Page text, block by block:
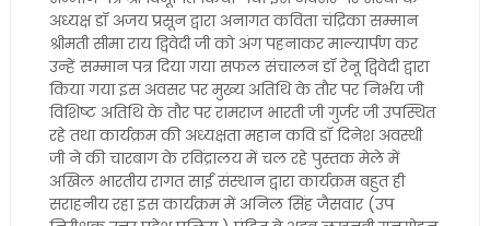
अध्यक्ष डॉ अजय प्रसून द्वारा अनागत कविता चंद्रिका सम्मान
श्रीमती सीमा राय द्विवेदी जी को अंग पहनाकर माल्यार्पण कर
उन्हें सम्मान पत्र दिया गया सफल संचालन डॉ रेनू द्विवेदी द्वारा
किया गया इस अवसर पर मुख्य अतिथि के तौर पर निर्भय जी
विशिष्ट अतिथि के तौर पर रामराज भारती जी गुर्जर जी उपस्थित
रहे तथा कार्यक्रम की अध्यक्षता महान कवि डॉ दिनेश अवस्थी
जी ने की चारबाग के रविंद्रालय में चल रहे पुस्तक मेले में
अखिल भारतीय रागत साईं संस्थान द्वारा कार्यक्रम बहुत ही
सराहनीय रहा इस कार्यक्रम में अनिल सिंह जैसवार (उप